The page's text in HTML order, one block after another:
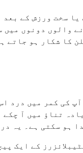
یا سخت ورزش کے
والوں دونوں
کا شکار ہو جاتے
کی کمر میں درد
تناؤ میں آ
ہو سکتی ہے۔ یہ
کے ایک